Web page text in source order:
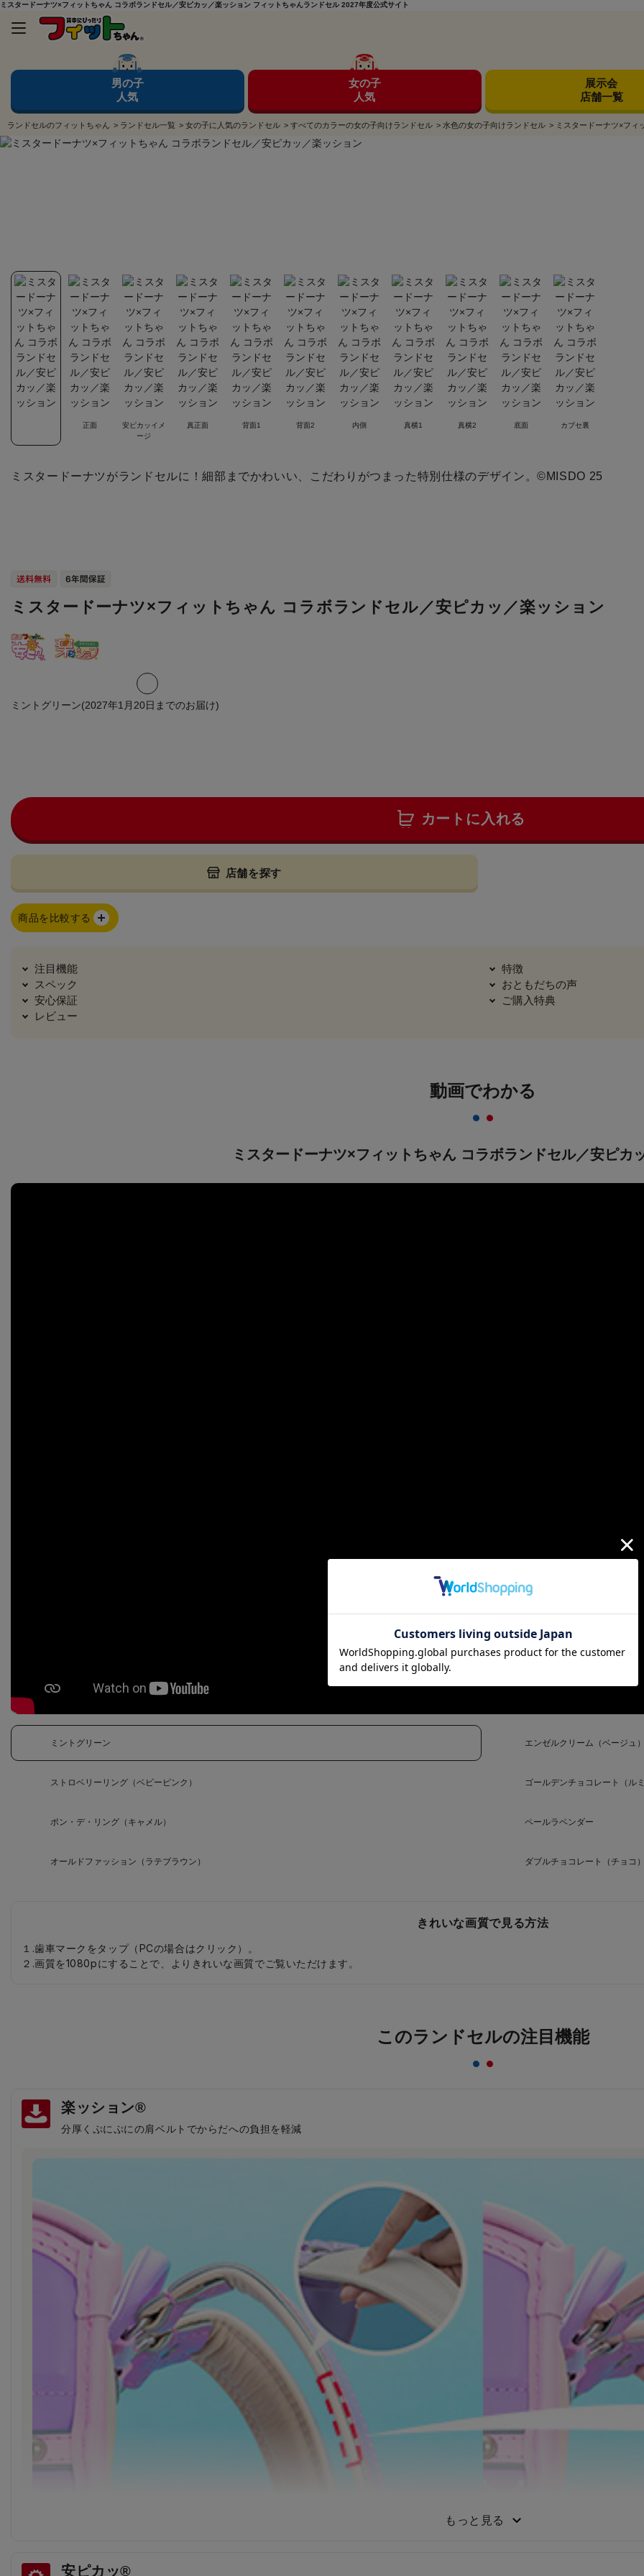
ミスタードーナツ×フィットちゃん コラボランドセル／安ピカッ／楽ッション フィットちゃんランドセル 2027年度公式サイト
男の子
人気
女の子
人気
展示会
店舗一覧
ランドセルのフィットちゃん > ランドセル一覧 > 女の子に人気のランドセル > すべてのカラーの女の子向けランドセル > 水色の女の子向けランドセル > ミスタードーナツ×フィ
正面
安ピカッイメ
ージ
真正面 背面1 背面2 内側 真横1 真横2 底面 カブセ裏
ミスタードーナツがランドセルに！細部までかわいい、こだわりがつまった特別仕様のデザイン。©MISDO 25
ミスタードーナツ×フィットちゃん コラボランドセル／安ピカッ／楽ッション
ミントグリーン(2027年1月20日までのお届け)
カートに入れる
店舗を探す
商品を比較する
注目機能
特徴
スペック
おともだちの声
安心保証
ご購入特典
レビュー
動画でわかる
ミスタードーナツ×フィットちゃん コラボランドセル／安ピカ
ミントグリーン エンゼルクリーム（ベージュ）
ストロベリーリング（ベビーピンク） ゴールデンチョコレート（ル
ポン・デ・リング（キャメル） ペールラベンダー
オールドファッション（ラテブラウン） ダブルチョコレート（チョコ）
きれいな画質で見る方法
１.歯車マークをタップ（PCの場合はクリック）。
２.画質を1080pにすることで、よりきれいな画質でご覧いただけます。
このランドセルの注目機能
楽ッション®
分厚くぷにぷにの肩ベルトでからだへの負担を軽減
もっと見る
安ピカッ®